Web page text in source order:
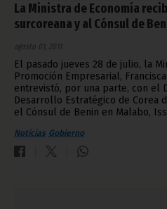
La Ministra de Economía
surcoreana y al Cónsul de
agosto 01, 2011
El pasado jueves 28 de julio, la
Promoción Empresarial,
entrevistó, por una parte, con el
Desarrollo Estratégico de Corea
el Cónsul de Benin en Malabo,
Noticias Gobierno